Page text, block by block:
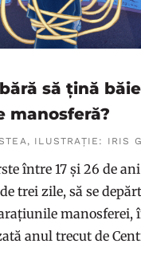
să țină
manosferă?
ILUSTRAȚIE: IRIS
între 17 și 26 de
trei zile, să se
manosferei,
anul trecut de